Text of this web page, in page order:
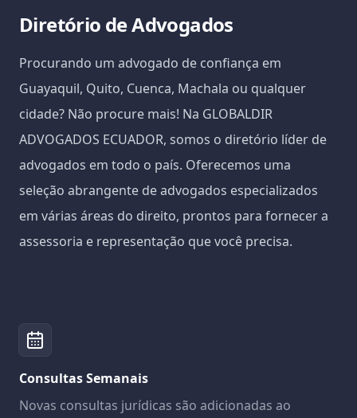
Diretório de Advogados
Procurando um advogado de confiança em
Guayaquil, Quito, Cuenca, Machala ou qualquer
cidade? Não procure mais! Na GLOBALDIR
ADVOGADOS ECUADOR, somos o diretório líder de
advogados em todo o país. Oferecemos uma
seleção abrangente de advogados especializados
em várias áreas do direito, prontos para fornecer a
assessoria e representação que você precisa.
Consultas Semanais
Novas consultas jurídicas são adicionadas ao